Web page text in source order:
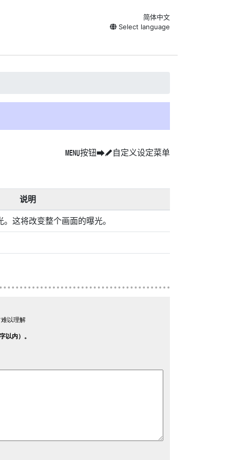
简体中文
Select language
G按钮UA自定义设定菜单
说明
这将改变整个画面的曝光。